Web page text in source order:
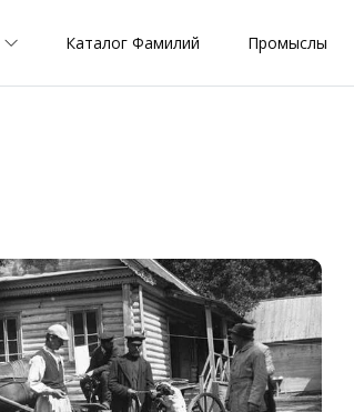
Каталог Фамилий Промыслы